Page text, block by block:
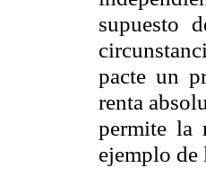
supuesto
pacte un
renta
permite la
ejemplo